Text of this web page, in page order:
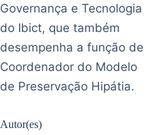
Governança e Tecnologia
do Ibict, que também
desempenha a função de
Coordenador do Modelo
de Preservação Hipátia.
Autor(es)